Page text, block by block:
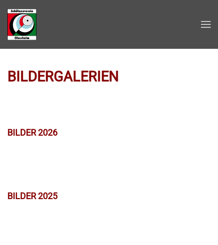
Zum Hauptinhalt springen
BILDERGALERIEN
BILDER 2026
BILDER 2025